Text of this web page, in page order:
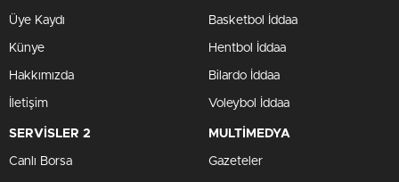
Üye Kaydı
Künye
Hakkımızda
İletişim
Basketbol İddaa
Hentbol İddaa
Bilardo İddaa
Voleybol İddaa
SERVİSLER 2
Canlı Borsa
MULTİMEDYA
Gazeteler